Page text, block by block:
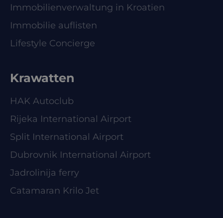
Immobilienverwaltung in Kroatien
Immobilie auflisten
Lifestyle Concierge
Krawatten
HAK Autoclub
Rijeka International Airport
Split International Airport
Dubrovnik International Airport
Jadrolinija ferry
Catamaran Krilo Jet